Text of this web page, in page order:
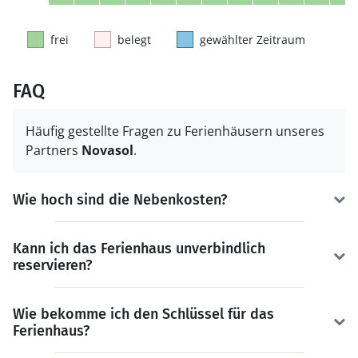
frei belegt gewählter Zeitraum
FAQ
Häufig gestellte Fragen zu Ferienhäusern unseres
Partners Novasol.
Wie hoch sind die Nebenkosten?
Kann ich das Ferienhaus unverbindlich
reservieren?
Wie bekomme ich den Schlüssel für das
Ferienhaus?